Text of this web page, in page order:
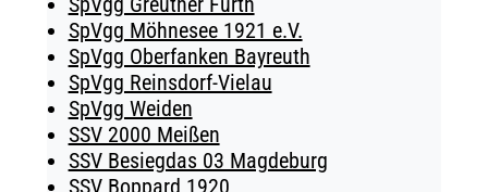
SpVgg Möhnesee 1921 e.V.
SpVgg Oberfanken Bayreuth
SpVgg Reinsdorf-Vielau
SpVgg Weiden
SSV 2000 Meißen
SSV Besiegdas 03 Magdeburg
SSV Boppard 1920